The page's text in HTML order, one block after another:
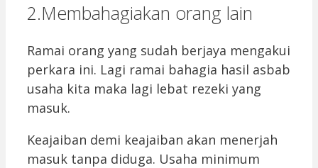
2.Membahagiakan orang lain
Ramai orang yang sudah berjaya mengakui
perkara ini. Lagi ramai bahagia hasil asbab
usaha kita maka lagi lebat rezeki yang
masuk.
Keajaiban demi keajaiban akan menerjah
masuk tanpa diduga. Usaha minimum